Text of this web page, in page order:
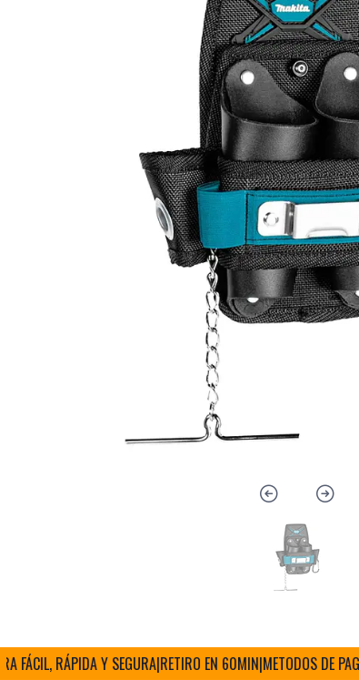
RÁPIDA Y SEGURA|RETIRO EN 60MIN|METODOS DE PAGO